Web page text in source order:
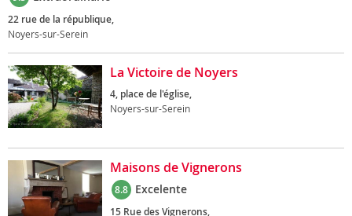
22 rue de la république,
Noyers-sur-Serein
La Victoire de Noyers
4, place de l'église,
Noyers-sur-Serein
Maisons de Vignerons
8.8 Excelente
15 Rue des Vignerons,